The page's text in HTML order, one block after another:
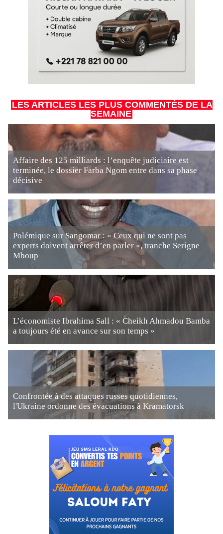
LES ARTICLES LES PLUS COMMENTÉS DE LA
SEMAINE
Affaire des 125 milliards : l’enquête judiciaire est
terminée, le dossier Farba Ngom entre dans sa phase
décisive
Polémique sur Sangomar : « Ceux qui ne sont pas
experts doivent arrêter d’en parler », tranche Serigne
Mboup
L’économiste Ibrahima Sall : « Cheikh Ahmadou Bamba
a toujours été en avance sur son temps »
Confrontée à des attaques russes quotidiennes,
l'Ukraine ordonne des évacuations à Kramatorsk